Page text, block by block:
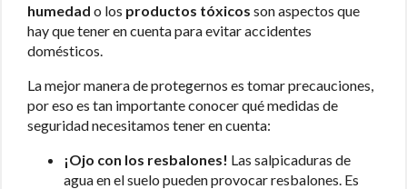
humedad o los productos tóxicos son aspectos que
hay que tener en cuenta para evitar accidentes
domésticos.
La mejor manera de protegernos es tomar precauciones,
por eso es tan importante conocer qué medidas de
seguridad necesitamos tener en cuenta:
¡Ojo con los resbalones! Las salpicaduras de
agua en el suelo pueden provocar resbalones. Es